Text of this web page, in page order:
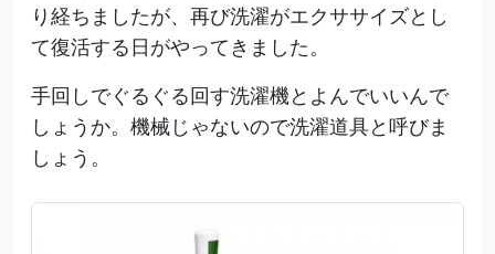
り経ちましたが、再び洗濯がエクササイズとし
て復活する日がやってきました。
手回しでぐるぐる回す洗濯機とよんでいいんで
しょうか。機械じゃないので洗濯道具と呼びま
しょう。